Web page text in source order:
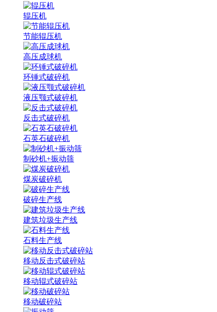
辊压机
节能辊压机
高压成球机
环锤式破碎机
液压颚式破碎机
反击式破碎机
石英石破碎机
制砂机+振动筛
煤炭破碎机
破碎生产线
建筑垃圾生产线
石料生产线
移动反击式破碎站
移动辊式破碎站
移动破碎站